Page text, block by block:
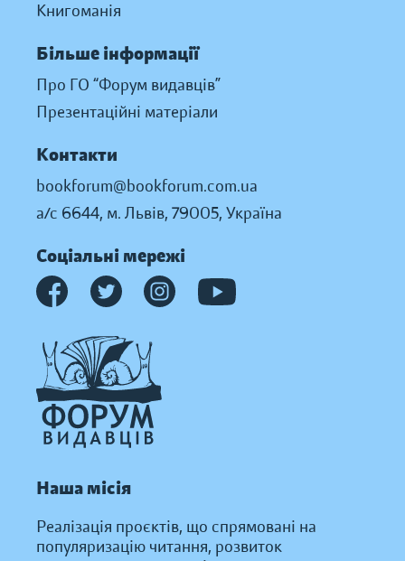
Книгоманія
Більше інформації
Про ГО “Форум видавців”
Презентаційні матеріали
Контакти
bookforum@bookforum.com.ua
а/с 6644, м. Львів, 79005, Україна
Соціальні мережі
Наша місія
Реалізація проєктів, що спрямовані на
популяризацію читання, розвиток